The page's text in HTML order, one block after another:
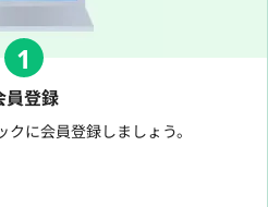
1
員登録
に会員登録しましょう。